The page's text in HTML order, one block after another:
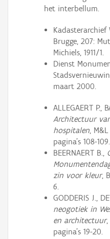
het interbellum.
Kadasterarchief
Brugge, 207:
Michiels, 1911/1.
Dienst
maart 2000.
ALLEGAERT P.,
Architectuur
hospitalen,
pagina's 108-109.
BEERNAERT B.,
zin voor kleur,
6.
GODDERIS J.,
neogotiek in
en architectuur,
pagina's 19-20.